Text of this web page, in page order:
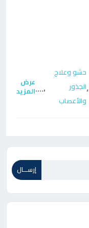
،
حشو وعلاج
الجذور
والأعصاب
،....عرض
المزيد
إرســـال